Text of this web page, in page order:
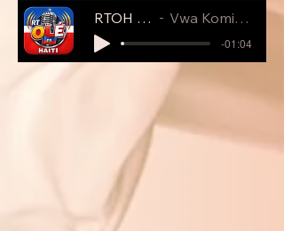
RTOH LIVE Vwa Kominote a
-01:04